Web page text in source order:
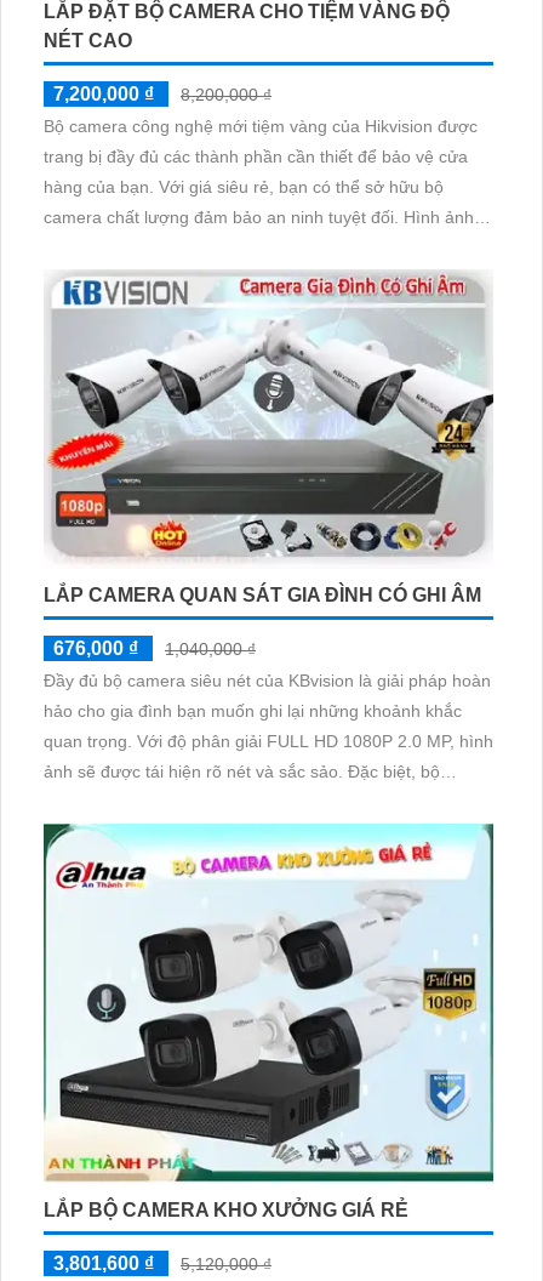
LẮP ĐẶT BỘ CAMERA CHO TIỆM VÀNG ĐỘ
NÉT CAO
7,200,000 ₫
8,200,000 ₫
Bộ camera công nghệ mới tiệm vàng của Hikvision được
trang bị đầy đủ các thành phần cần thiết để bảo vệ cửa
hàng của bạn. Với giá siêu rẻ, bạn có thể sở hữu bộ
camera chất lượng đảm bảo an ninh tuyệt đối. Hình ảnh
có độ phân giải cao
LẮP CAMERA QUAN SÁT GIA ĐÌNH CÓ GHI ÂM
676,000 ₫
1,040,000 ₫
Đầy đủ bộ camera siêu nét của KBvision là giải pháp hoàn
hảo cho gia đình bạn muốn ghi lại những khoảnh khắc
quan trọng. Với độ phân giải FULL HD 1080P 2.0 MP, hình
ảnh sẽ được tái hiện rõ nét và sắc sảo. Đặc biệt, bộ
bạn quan sát chi tiết ngay cả trong điều kiện ánh sáng yếu
LẮP BỘ CAMERA KHO XƯỞNG GIÁ RẺ
3,801,600 ₫
5,120,000 ₫